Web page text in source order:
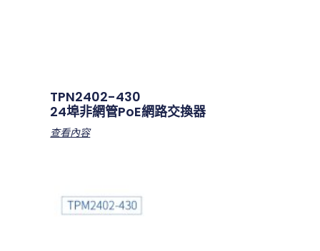
TPN2402-430
24埠非網管PoE網路交換器
查看內容